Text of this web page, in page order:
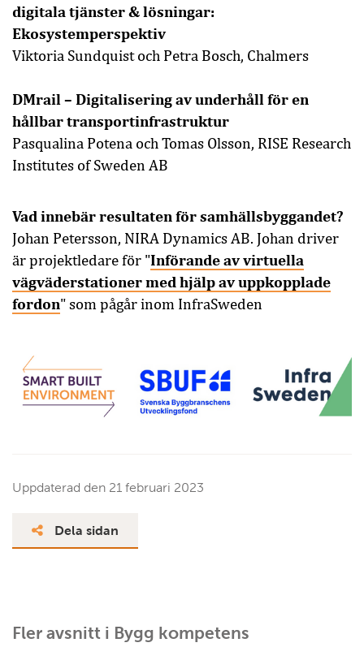
digitala tjänster & lösningar:
Ekosystemperspektiv
Viktoria Sundquist och Petra Bosch, Chalmers
DMrail – Digitalisering av underhåll för en
hållbar transportinfrastruktur
Pasqualina Potena och Tomas Olsson, RISE Research
Institutes of Sweden AB
Vad innebär resultaten för samhällsbyggandet?
Johan Petersson, NIRA Dynamics AB. Johan driver
är projektledare för "Införande av virtuella
vägväderstationer med hjälp av uppkopplade
fordon" som pågår inom InfraSweden
Uppdaterad den 21 februari 2023
Dela sidan
Fler avsnitt i Bygg kompetens